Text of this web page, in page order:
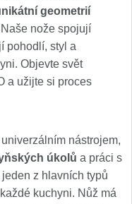
geometrií
nože spojují
pohodlí, styl a
Objevte svět
a užijte si proces
nástrojem,
úkolů a práci s
z hlavních typů
kuchyni. Nůž má